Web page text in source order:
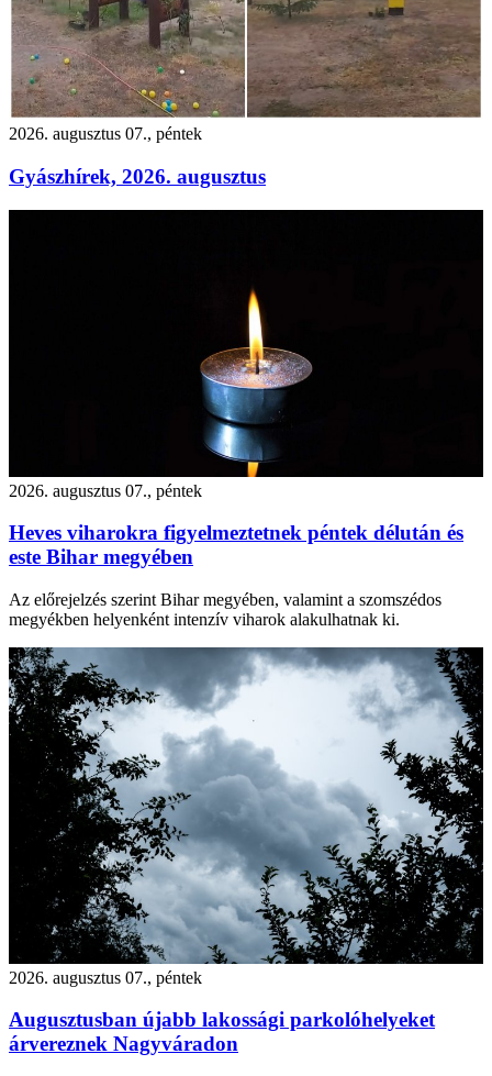
2026. augusztus 07., péntek
Gyászhírek, 2026. augusztus
2026. augusztus 07., péntek
Heves viharokra figyelmeztetnek péntek délután és
este Bihar megyében
Az előrejelzés szerint Bihar megyében, valamint a szomszédos
megyékben helyenként intenzív viharok alakulhatnak ki.
2026. augusztus 07., péntek
Augusztusban újabb lakossági parkolóhelyeket
árvereznek Nagyváradon